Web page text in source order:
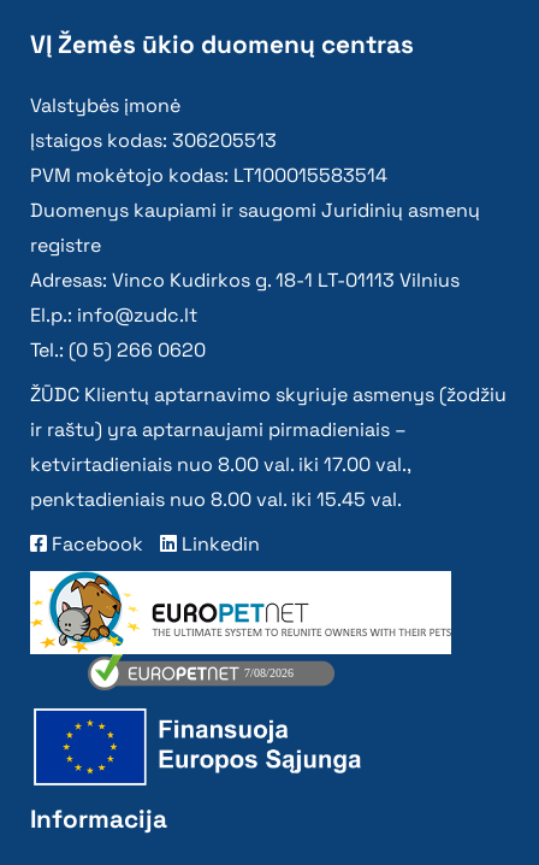
VĮ Žemės ūkio duomenų centras
Valstybės įmonė
Įstaigos kodas: 306205513
PVM mokėtojo kodas: LT100015583514
Duomenys kaupiami ir saugomi Juridinių asmenų
registre
Adresas: Vinco Kudirkos g. 18-1 LT-01113 Vilnius
El.p.: info@zudc.lt
Tel.: (0 5) 266 0620
ŽŪDC Klientų aptarnavimo skyriuje asmenys (žodžiu
ir raštu) yra aptarnaujami pirmadieniais –
ketvirtadieniais nuo 8.00 val. iki 17.00 val.,
penktadieniais nuo 8.00 val. iki 15.45 val.
Facebook
Linkedin
Informacija